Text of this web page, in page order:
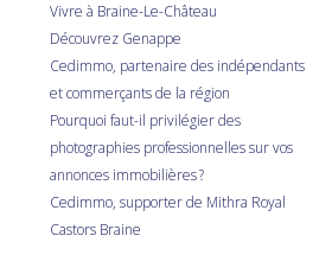
Vivre à Braine-Le-Château
Découvrez Genappe
Cedimmo, partenaire des indépendants
et commerçants de la région
Pourquoi faut-il privilégier des
photographies professionnelles sur vos
annonces immobilières ?
Cedimmo, supporter de Mithra Royal
Castors Braine